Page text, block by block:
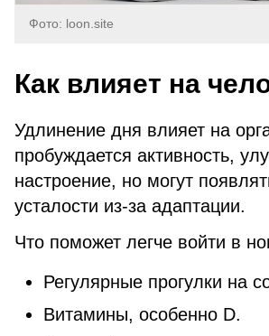
Фото: loon.site
Как влияет на
Удлинение дня влияет на
пробуждается активность,
настроение, но могут
усталости из-за адаптации.
Что поможет легче войти в
Регулярные прогулки на
Витамины, особенно D.